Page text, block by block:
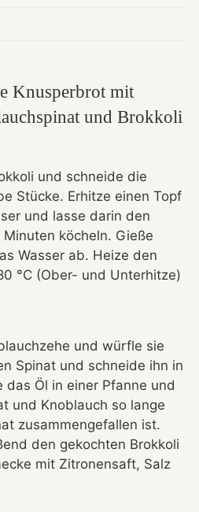
Knusperbrot mit
und Brokkoli
und schneide die
Stücke. Erhitze einen Topf
und lasse darin den
köcheln. Gieße
Wasser ab. Heize den
°C (Ober- und Unterhitze)
und würfle sie
Spinat und schneide ihn in
das Öl in einer Pfanne und
und Knoblauch so lange
zusammengefallen ist.
den gekochten Brokkoli
mit Zitronensaft, Salz